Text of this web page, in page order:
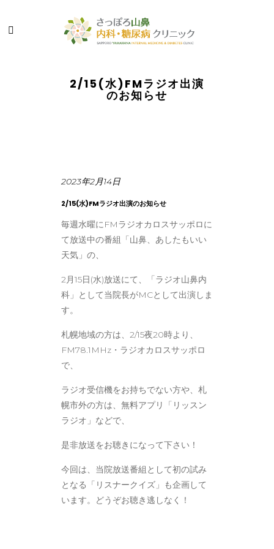
2/15(水)FMラジオ出演
のお知らせ
2023年2月14日
2/15(水)FMラジオ出演のお知らせ
毎週水曜にFMラジオカロスサッポロに
て放送中の番組「山鼻、あしたもいい
天気」の、
2月15日(水)放送にて、「ラジオ山鼻内
科」として当院長がMCとして出演しま
す。
札幌地域の方は、2/15夜20時より、
FM78.1MHz・ラジオカロスサッポロ
で、
ラジオ受信機をお持ちでない方や、札
幌市外の方は、無料アプリ「リッスン
ラジオ」などで、
是非放送をお聴きになって下さい！
今回は、当院放送番組として初の試み
となる「リスナークイズ」も企画して
います。どうぞお聴き逃しなく！